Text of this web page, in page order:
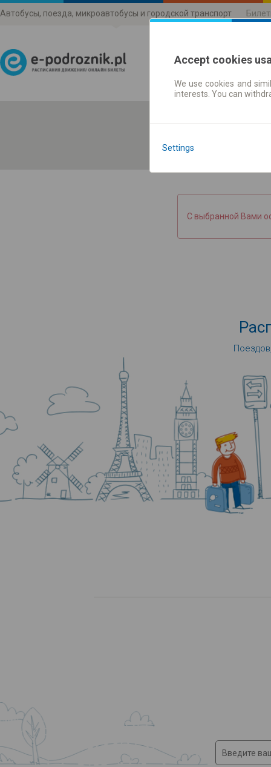
Автобусы, поезда, микроавтобусы и городской транспорт
Расписания
С выбранной Вами
Accept cookies
We use cookies and
interests. You can
Settings